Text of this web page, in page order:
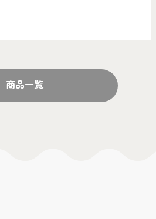
商品一覧